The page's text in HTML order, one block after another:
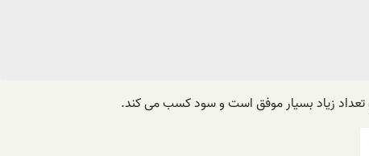
زیاد بسیار موفق است و سود کسب می کند.